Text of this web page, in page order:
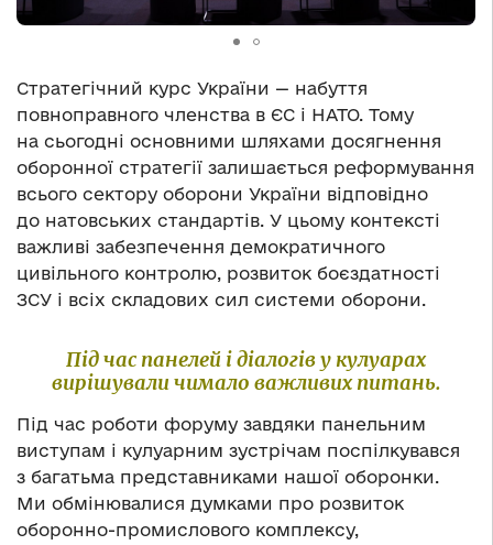
Стратегічний курс України — набуття
повноправного членства в ЄС і НАТО. Тому
на сьогодні основними шляхами досягнення
оборонної стратегії залишається реформування
всього сектору оборони України відповідно
до натовських стандартів. У цьому контексті
важливі забезпечення демократичного
цивільного контролю, розвиток боєздатності
ЗСУ і всіх складових сил системи оборони.
Під час панелей і діалогів у кулуарах
вирішували чимало важливих питань.
Під час роботи форуму завдяки панельним
виступам і кулуарним зустрічам поспілкувався
з багатьма представниками нашої оборонки.
Ми обмінювалися думками про розвиток
оборонно-промислового комплексу,